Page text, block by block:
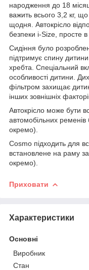
народження до 18
важить всього 3,2 кг,
щодня. Автокрісло
безпеки i-Size, просте
Сидіння було
підтримує спину
хребта. Спеціальний
особливості дитини.
фільтром захищає
інших зовнішніх
Автокрісло може бути
автомобільних
окремо).
Cosmo підходить для
встановлене на раму
окремо).
Приховати
Характеристики
Основні
Виробник
Стан